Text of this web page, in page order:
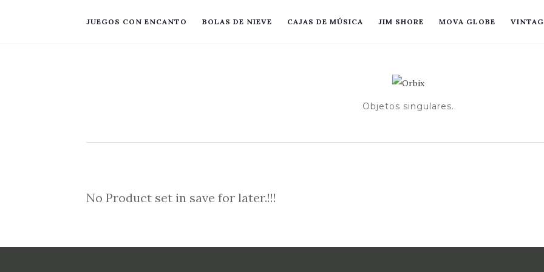
JUEGOS CON ENCANTO BOLAS DE NIEVE CAJAS DE MÚSICA JIM SHORE MOVA GLOBE
Objetos singulares.
No Product set in save for later.!!!